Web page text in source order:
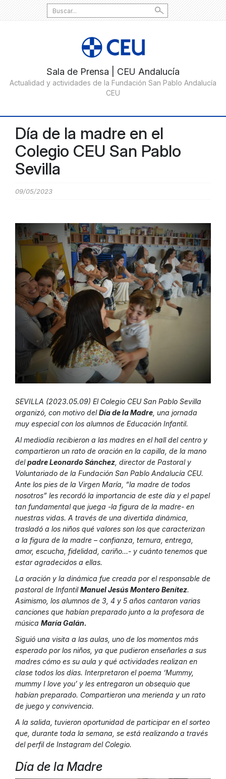
Search
for:
Día de la madre en el
Colegio CEU San Pablo
Sevilla
09/05/2023
SEVILLA (2023.05.09) El Colegio CEU San Pablo Sevilla
organizó, con motivo delDía de la Madre , una jornada
muy especial con los alumnos de Educación Infantil.
Al mediodía recibieron a las madres en el hall del centro y
compartieron un rato de oración en la capilla, de la mano
delpadre Leonardo Sánchez , director de Pastoral y
Voluntariado de la Fundación San Pablo Andalucía CEU.
Ante los pies de la Virgen María, “la madre de todos
nosotros” les recordó la importancia de este día y el papel
tan fundamental que juega -la figura de la madre- en
nuestras vidas. A través de una divertida dinámica,
trasladó a los niños qué valores son los que caracterizan
a la figura de la madre – confianza, ternura, entrega,
amor, escucha, fidelidad, cariño…- y cuánto tenemos que
estar agradecidos a ellas.
La oración y la dinámica fue creada por el responsable de
pastoral de InfantilManuel Jesús Montero Benítez.
Asimismo, los alumnos de 3, 4 y 5 años cantaron varias
canciones que habían preparado junto a la profesora de
música María Galán.
Siguió una visita a las aulas, uno de los momentos más
esperado por los niños, ya que pudieron enseñarles a sus
madres cómo es su aula y qué actividades realizan en
clase todos los días. Interpretaron el poema ‘Mummy,
mummy I love you’ y les entregaron un obsequio que
habían preparado. Compartieron una merienda y un rato
de juego y convivencia.
A la salida, tuvieron oportunidad de participar en el sorteo
que, durante toda la semana, se está realizando a través
del perfil de Instagram del Colegio.
Día de la Madre